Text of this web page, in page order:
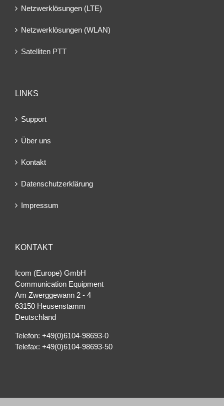
Netzwerklösungen (LTE)
Netzwerklösungen (WLAN)
Satelliten PTT
LINKS
Support
Über uns
Kontakt
Datenschutzerklärung
Impressum
KONTAKT
Icom (Europe) GmbH
Communication Equipment
Am Zwerggewann 2 ‐ 4
63150 Heusenstamm
Deutschland
Telefon: +49(0)6104-98693-0
Telefax: +49(0)6104-98693-50